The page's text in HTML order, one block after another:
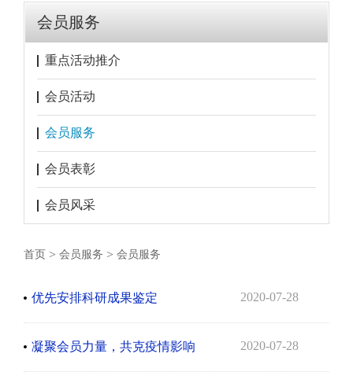
会员服务
重点活动推介
会员活动
会员服务
会员表彰
会员风采
首页 > 会员服务 > 会员服务
优先安排科研成果鉴定 2020-07-28
凝聚会员力量，共克疫情影响 2020-07-28